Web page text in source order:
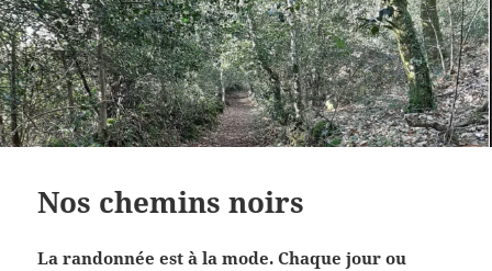
Nos chemins noirs
La randonnée est à la mode. Chaque jour ou